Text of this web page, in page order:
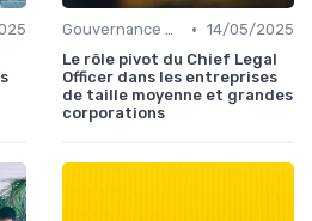
Gouvernance d'entreprise • 14/05/2025
Le rôle pivot du Chief Legal
Officer dans les entreprises
de taille moyenne et grandes
corporations